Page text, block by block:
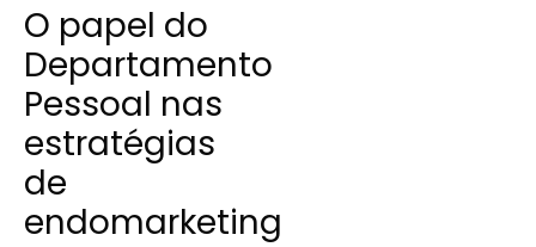
O papel do
Departamento
Pessoal nas
estratégias
de
endomarketing